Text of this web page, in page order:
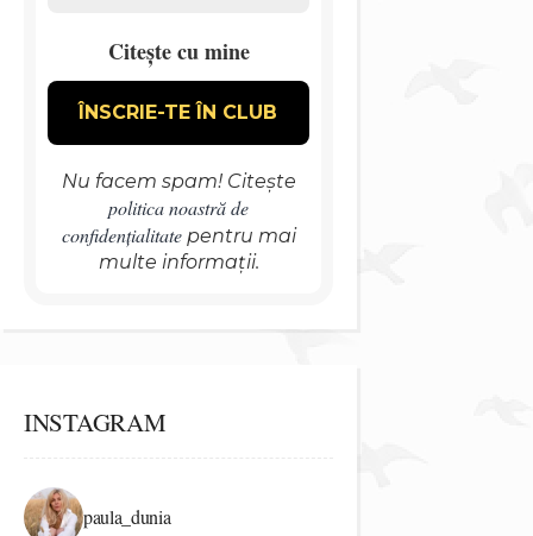
Citește cu mine
Nu facem spam! Citește
politica noastră de
confidențialitatepentru mai
multe informații.
INSTAGRAM
paula_dunia